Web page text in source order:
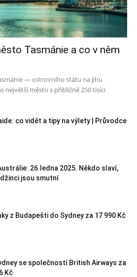
Tasmánie a co v něm
— ostrovního státu na jihu
největší město s přibližně 250 tisíci
co vidět a tipy na výlety | Průvodce
26.ledna 2025. Někdo slaví,
jsou smutní
z Budapešti do Sydney za 17 990 Kč
se společností British Airways za
Kč